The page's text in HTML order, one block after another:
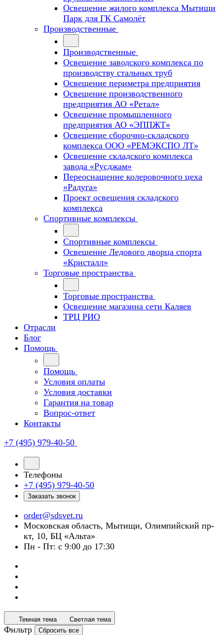
Освещение жилого комплекса Мытищи
Парк для ГК Самолёт
Производственные
Производственные
Освещение заводского комплекса по
производству стальных труб
Освещение периметра предприятия
Освещение производственного
предприятия АО «Ретал»
Освещение промышленного
предприятия АО «ЭППЖТ»
Освещение сборочно-складского
комплекса ООО «РЕМЭКСПО ЛТ»
Освещение складского комплекса
завода «Русджам»
Переоснащение колеровочного цеха
«Радуга»
Проект освещения складского
комплекса
Спортивные комплексы
Спортивные комплексы
Освещение Ледового дворца спорта
«Кристалл»
Торговые пространства
Торговые пространства
Освещение магазина сети Каляев
ТРЦ РИО
Отрасли
Блог
Помощь
Помощь
Условия оплаты
Условия доставки
Гарантия на товар
Вопрос-ответ
Контакты
+7 (495) 979-40-50
Телефоны
+7 (495) 979-40-50
Заказать звонок
order@sdsvet.ru
Московская область, Мытищи, Олимпийский пр-
кт, 10, БЦ «Альта»
Пн - Пт: с 9:00 до 17:30
Темная тема Светлая тема
Фильтр Сбросить все